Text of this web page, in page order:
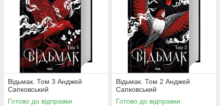
Відьмак. Том 3 Анджей
Сапковський
Готово до відправки
Відьмак. Том 2 Анджей
Сапковський
Готово до відправки